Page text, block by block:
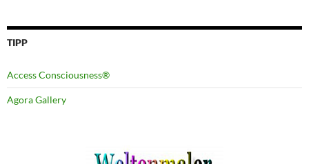
TIPP
Access Consciousness®
Agora Gallery